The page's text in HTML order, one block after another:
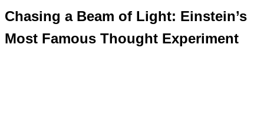
Chasing a Beam of Light: Einstein’s
Most Famous Thought Experiment